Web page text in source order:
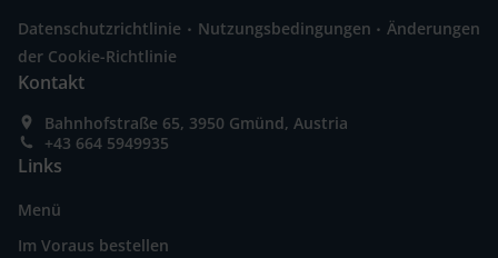
Datenschutzrichtlinie . Nutzungsbedingungen . Änderungen
der Cookie-Richtlinie
Kontakt
Bahnhofstraße 65, 3950 Gmünd, Austria
+43 664 5949935
Links
Menü
Im Voraus bestellen